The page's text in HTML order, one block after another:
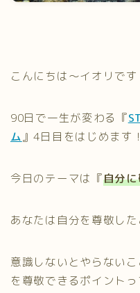
こんにちは～イオリです
90日で一生が変わる『
ム』4日目をはじめます！
今日のテーマは『自分
あなたは自分を尊敬し
意識しないとやらない
を尊敬できるポイント